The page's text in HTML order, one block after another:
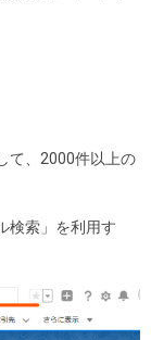
て、2000件以上の
検索」を利用す